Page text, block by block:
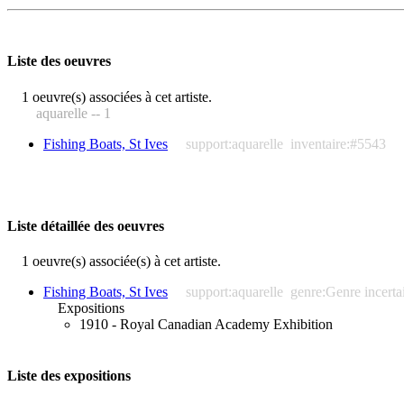
Liste des oeuvres
1 oeuvre(s) associées à cet artiste.
aquarelle -- 1
Fishing Boats, St Ives
support:aquarelle inventaire:#5543
Liste détaillée des oeuvres
1 oeuvre(s) associée(s) à cet artiste.
Fishing Boats, St Ives
support:aquarelle genre:Genre
Expositions
1910 - Royal Canadian Academy Exhibition
Liste des expositions